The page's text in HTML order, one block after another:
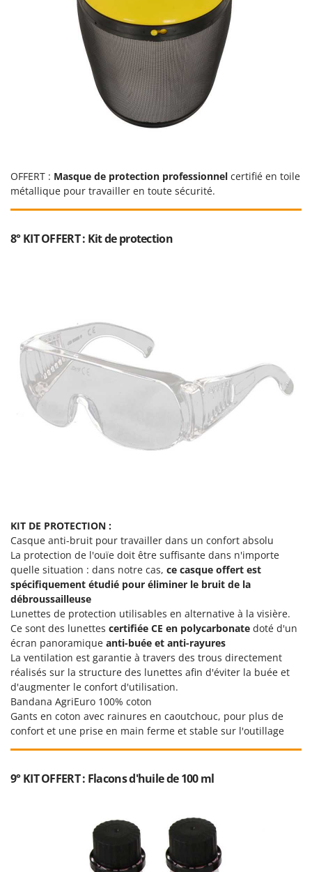
OFFERT : Masque de protection professionnel certifié en toile
métallique pour travailler en toute sécurité.
8° KIT OFFERT : Kit de protection
KIT DE PROTECTION :
Casque anti-bruit pour travailler dans un confort absolu
La protection de l'ouïe doit être suffisante dans n'importe
quelle situation : dans notre cas, ce casque offert est
spécifiquement étudié pour éliminer le bruit de la
débroussailleuse
Lunettes de protection utilisables en alternative à la visière.
Ce sont des lunettes certifiée CE en polycarbonate doté d'un
écran panoramique anti-buée et anti-rayures
La ventilation est garantie à travers des trous directement
réalisés sur la structure des lunettes afin d'éviter la buée et
d'augmenter le confort d'utilisation.
Bandana AgriEuro 100% coton
Gants en coton avec rainures en caoutchouc, pour plus de
confort et une prise en main ferme et stable sur l'outillage
9° KIT OFFERT : Flacons d'huile de 100 ml